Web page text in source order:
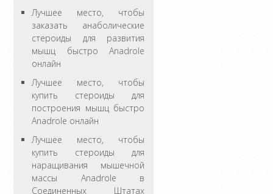
Лучшее место, чтобы
заказать анаболические
стероиды для развития
мышц быстро Anadrole
онлайн
Лучшее место, чтобы
купить стероиды для
построения мышц быстро
Anadrole онлайн
Лучшее место, чтобы
купить стероиды для
наращивания мышечной
массы Anadrole в
Соединенных Штатах